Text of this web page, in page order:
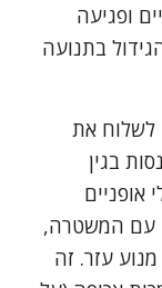
ופגיעה
בתנועה
לשלוח את
בגין
אופניים
עם המשטרה,
עזר. זה